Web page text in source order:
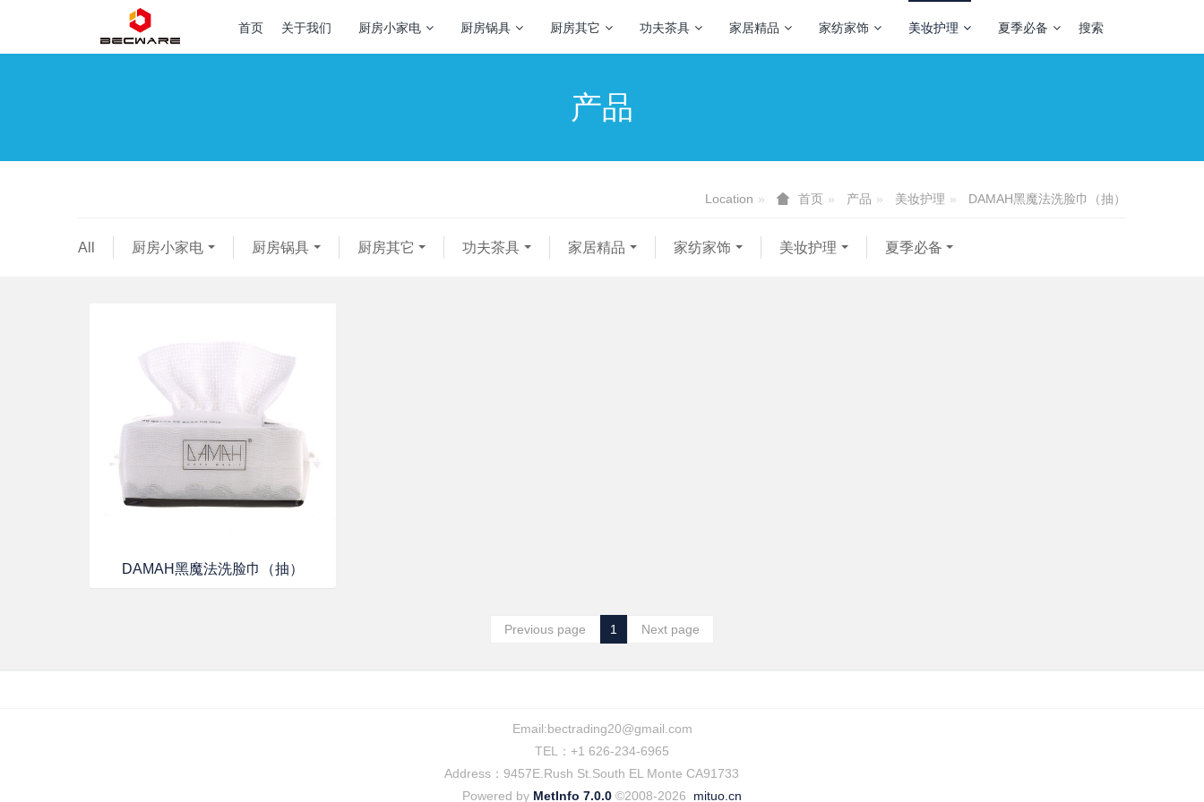
首页 关于我们 厨房小家电 厨房锅具 厨房其它 功夫茶具 家居精品 家纺家饰 美妆护理 夏季必备 搜索
产品
Location 首页 产品 美妆护理 DAMAH黑魔法洗脸巾（抽）
All 厨房小家电 厨房锅具 厨房其它 功夫茶具 家居精品 家纺家饰 美妆护理 夏季必备
DAMAH黑魔法洗脸巾（抽）
Previous page 1 Next page
Email:bectrading20@gmail.com
TEL：+1 626-234-6965
Address：9457E.Rush St.South EL Monte CA91733
Powered by MetInfo 7.0.0 ©2008-2026 mituo.cn